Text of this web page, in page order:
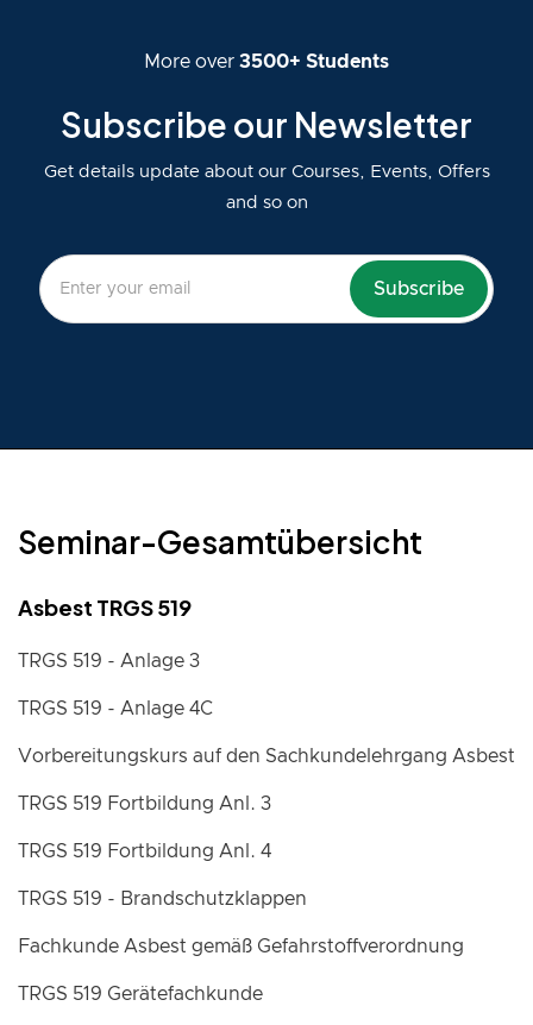
More over 3500+ Students
Subscribe our Newsletter
Get details update about our Courses, Events, Offers
and so on
Seminar-Gesamtübersicht
Asbest TRGS 519
TRGS 519 - Anlage 3
TRGS 519 - Anlage 4C
Vorbereitungskurs auf den Sachkundelehrgang Asbest
TRGS 519 Fortbildung Anl. 3
TRGS 519 Fortbildung Anl. 4
TRGS 519 - Brandschutzklappen
Fachkunde Asbest gemäß Gefahrstoffverordnung
TRGS 519 Gerätefachkunde